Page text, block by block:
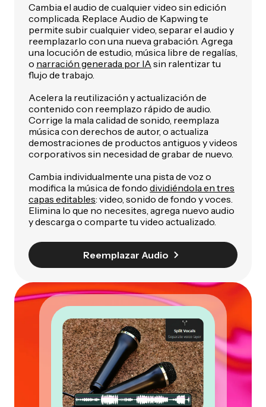
Cambia el audio de cualquier video sin edición
complicada. Replace Audio de Kapwing te
permite subir cualquier video, separar el audio y
reemplazarlo con una nueva grabación. Agrega
una locución de estudio, música libre de regalías,
o narración generada por IA sin ralentizar tu
flujo de trabajo.
Acelera la reutilización y actualización de
contenido con reemplazo rápido de audio.
Corrige la mala calidad de sonido, reemplaza
música con derechos de autor, o actualiza
demostraciones de productos antiguos y videos
corporativos sin necesidad de grabar de nuevo.
Cambia individualmente una pista de voz o
modifica la música de fondo dividiéndola en tres
capas editables: video, sonido de fondo y voces.
Elimina lo que no necesites, agrega nuevo audio
y descarga o comparte tu video actualizado.
Reemplazar Audio